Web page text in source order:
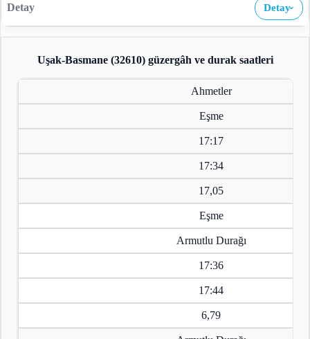
Detay›
Uşak-Basmane (32610)güzergâh ve durak saatleri
Ahmetler
Eşme
17:17
17:34
17,05
Eşme
Armutlu Durağı
17:36
17:44
6,79